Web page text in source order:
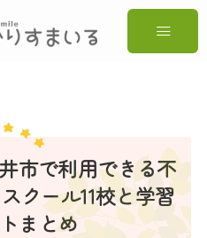
市で利用できる不
クール11校と学習
まとめ